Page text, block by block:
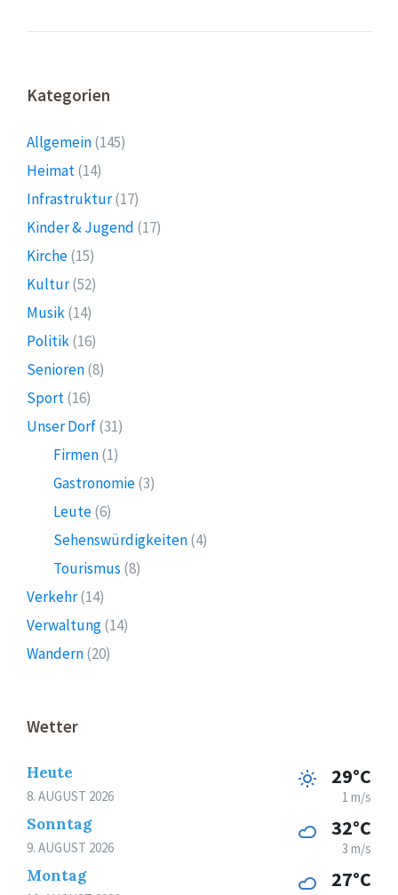
Kategorien
Allgemein(145)
Heimat(14)
Infrastruktur(17)
Kinder & Jugend (17)
Kirche(15)
Kultur(52)
Musik(14)
Politik(16)
Senioren(8)
Sport(16)
Unser Dorf(31)
Firmen(1)
Gastronomie(3)
Leute(6)
Sehenswürdigkeiten(4)
Tourismus (8)
Verkehr(14)
Verwaltung(14)
Wandern(20)
Wetter
Heute
8. AUGUST 2026
29°C
1 m/s
Sonntag
9. AUGUST 2026
32°C
3 m/s
Montag 27°C